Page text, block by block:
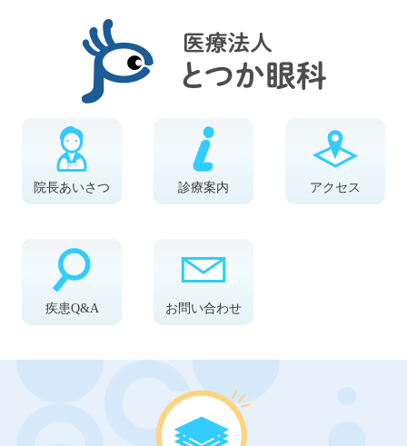
院長あいさつ 診療案内 アクセス
疾患Q&A お問い合わせ